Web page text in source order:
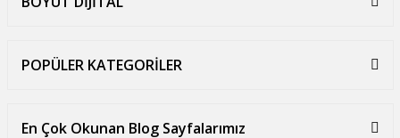
POPÜLER KATEGORİLER
En Çok Okunan Blog Sayfalarımız